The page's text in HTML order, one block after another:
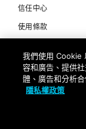
信任中心
使用條款
Copyright ©
我們使用 Cookie
容和廣告、提供
體、廣告和分析
隱私權政策